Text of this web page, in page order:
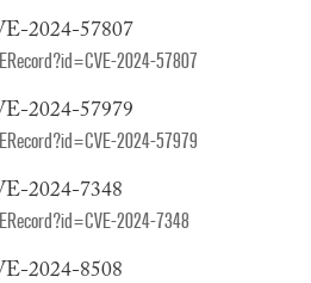
2024-57807
2024-57807
2024-57979
2024-57979
2024-7348
2024-7348
2024-8508